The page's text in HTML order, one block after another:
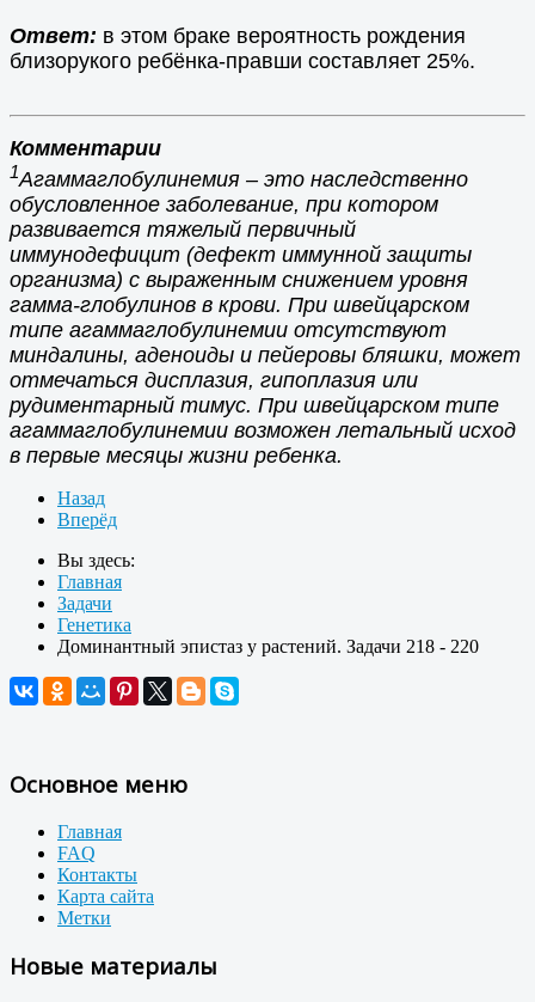
Ответ: в этом браке вероятность рождения
близорукого ребёнка-правши составляет 25%.
Комментарии
1Агаммаглобулинемия – это наследственно
обусловленное заболевание, при котором
развивается тяжелый первичный
иммунодефицит (дефект иммунной защиты
организма) с выраженным снижением уровня
гамма-глобулинов в крови. При швейцарском
типе агаммаглобулинемии отсутствуют
миндалины, аденоиды и пейеровы бляшки, может
отмечаться дисплазия, гипоплазия или
рудиментарный тимус. При швейцарском типе
агаммаглобулинемии возможен летальный исход
в первые месяцы жизни ребенка.
Назад
Вперёд
Вы здесь:
Главная
Задачи
Генетика
Доминантный эпистаз у растений. Задачи 218 - 220
Основное меню
Главная
FAQ
Контакты
Карта сайта
Метки
Новые материалы